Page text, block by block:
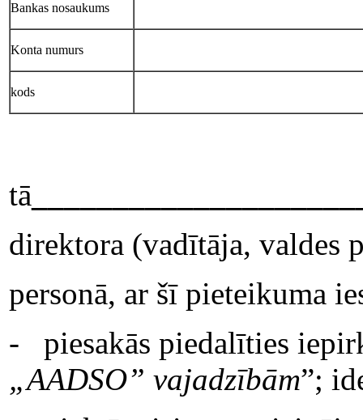
Bankas nosaukums
Konta numurs
kods
tā
direktora (vadītāja, valdes
personā, ar šī pieteikuma
- piesakās piedalīties
„AADSO” vajadzībām”;